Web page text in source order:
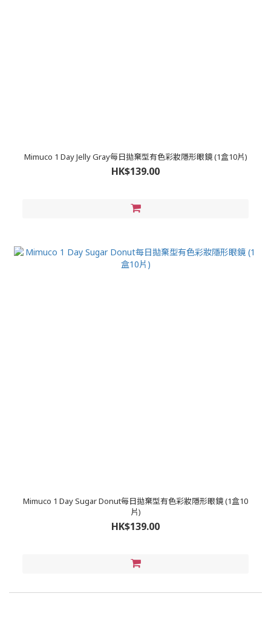
Mimuco 1 Day Jelly Gray每日拋棄型有色彩妝隱形眼鏡 (1盒10片)
HK$139.00
Mimuco 1 Day Sugar Donut每日拋棄型有色彩妝隱形眼鏡 (1盒10
片)
HK$139.00